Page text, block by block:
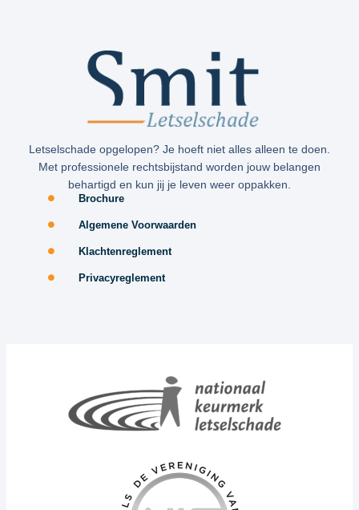
Letselschade opgelopen? Je hoeft niet alles alleen te doen.
Met professionele rechtsbijstand worden jouw belangen
behartigd en kun jij je leven weer oppakken.
Brochure
Algemene Voorwaarden
Klachtenreglement
Privacyreglement